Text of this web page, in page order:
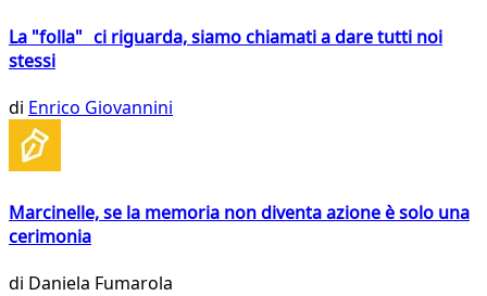
La "folla" ci riguarda, siamo chiamati a dare tutti noi
stessi
di Enrico Giovannini
Marcinelle, se la memoria non diventa azione è solo una
cerimonia
di Daniela Fumarola